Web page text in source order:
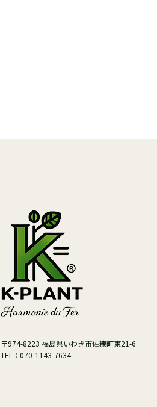
〒974-8223 福島県いわき市佐糠町東21-6
TEL：070-1143-7634